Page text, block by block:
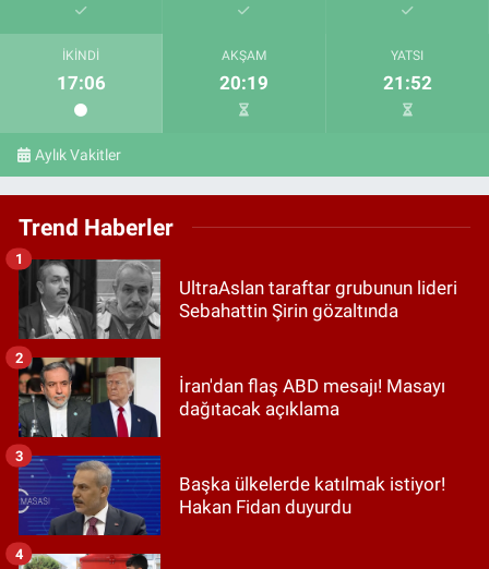
İKINDI
17:06
AKŞAM
20:19
YATSI
21:52
Aylık Vakitler
Trend Haberler
UltraAslan taraftar grubunun lideri
Sebahattin Şirin gözaltında
1
İran'dan flaş ABD mesajı! Masayı
dağıtacak açıklama
2
Başka ülkelerde katılmak istiyor!
Hakan Fidan duyurdu
3
4